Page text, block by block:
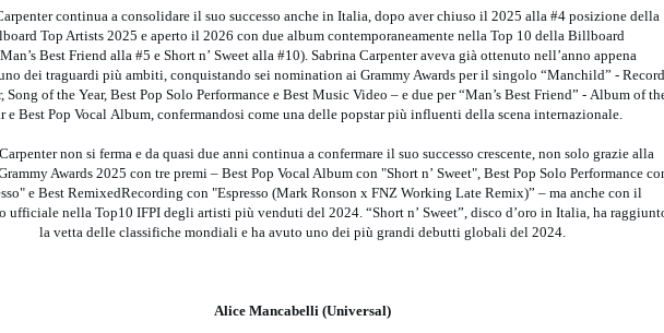
continua a consolidare il suo successo anche in Italia, dopo aver chiuso il 2025 alla #4 posizione della
Top Artists 2025 e aperto il 2026 con due album contemporaneamente nella Top 10 della Billboard
Best Friend alla #5 e Short n’ Sweet alla #10). Sabrina Carpenter aveva già ottenuto nell’anno appena
dei traguardi più ambiti, conquistando sei nomination ai Grammy Awards per il singolo “Manchild” - Record
Song of the Year, Best Pop Solo Performance e Best Music Video – e due per “Man’s Best Friend” - Album of
e Best Pop Vocal Album, confermandosi come una delle popstar più influenti della scena internazionale.
non si ferma e da quasi due anni continua a confermare il suo successo crescente, non solo grazie alla
Awards 2025 con tre premi – Best Pop Vocal Album con "Short n’ Sweet", Best Pop Solo Performance
e Best RemixedRecording con "Espresso (Mark Ronson x FNZ Working Late Remix)” – ma anche con il
ufficiale nella Top10 IFPI degli artisti più venduti del 2024. “Short n’ Sweet”, disco d’oro in Italia, ha
la vetta delle classifiche mondiali e ha avuto uno dei più grandi debutti globali del 2024.
Alice Mancabelli (Universal)